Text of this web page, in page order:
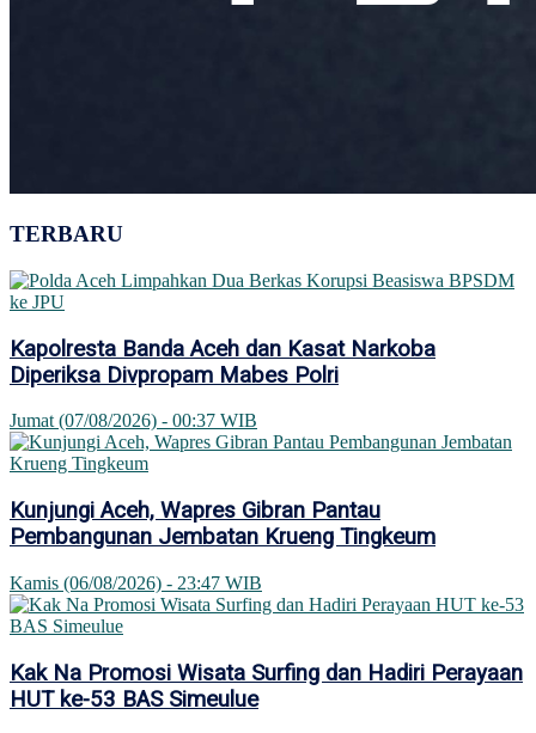
TERBARU
Kapolresta Banda Aceh dan Kasat Narkoba
Diperiksa Divpropam Mabes Polri
Jumat (07/08/2026) - 00:37 WIB
Kunjungi Aceh, Wapres Gibran Pantau
Pembangunan Jembatan Krueng Tingkeum
Kamis (06/08/2026) - 23:47 WIB
Kak Na Promosi Wisata Surfing dan Hadiri Perayaan
HUT ke-53 BAS Simeulue